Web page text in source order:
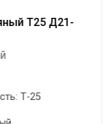
Т25 Д21-
Т-25